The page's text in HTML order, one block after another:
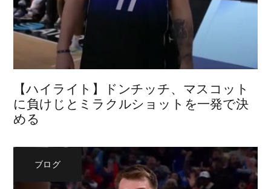
【ハイライト】ドンチッチ、マスコット
に負けじとミラクルショットを一発で決
める
ブログ